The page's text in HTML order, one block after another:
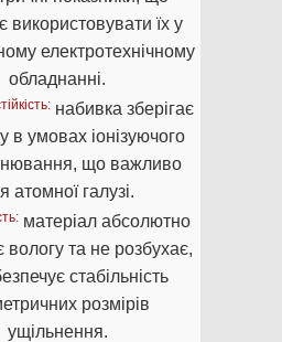
використовувати їх у
електротехнічному
обладнанні.
набивка зберігає
в умовах іонізуючого
що важливо
атомної галузі.
матеріал абсолютно
вологу та не розбухає,
стабільність
розмірів
ущільнення.